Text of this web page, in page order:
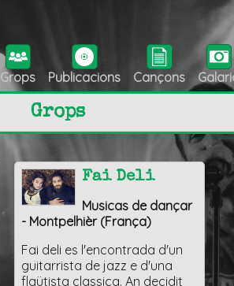
Grops Publicacions Cançons
Grops
Fai Deli
Musicas de dançar
- Montpelhièr (França)
Fai deli es l'encontrada d'un
guitarrista de jazz e d'una
flaütista classica. An decidit